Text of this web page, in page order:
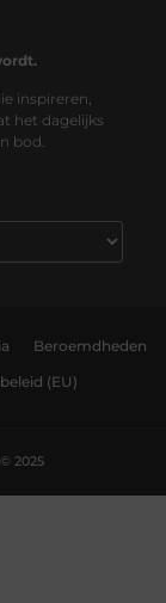
inspireren,
het dagelijks
bod.
Beroemdheden
(EU)
2025